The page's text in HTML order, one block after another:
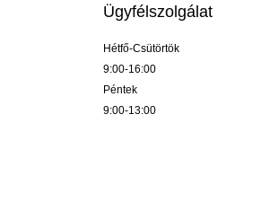
Ügyfélszolgálat
Hétfő-Csütörtök
9:00-16:00
Péntek
9:00-13:00